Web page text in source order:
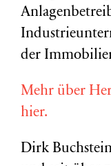
der
Mehr über
hier.
Dirk